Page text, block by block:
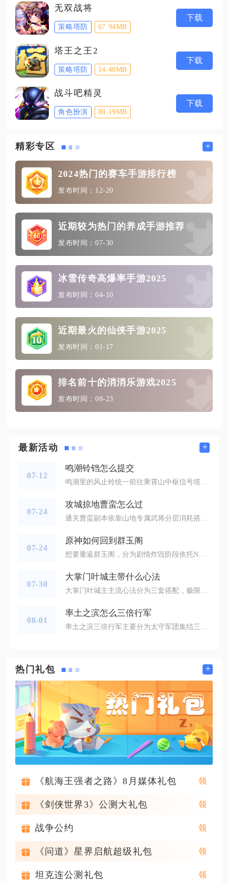
无双战将
策略塔防 67.94MB
下载
塔王之王2
策略塔防 14.40MB
下载
战斗吧精灵
角色扮演 80.19MB
下载
精彩专区 +
2024热门的赛车手游排行榜
发布时间：12-20
近期较为热门的养成手游推荐
发布时间：07-30
冰雪传奇高爆率手游2025
发布时间：04-10
近期最火的仙侠手游2025
发布时间：01-17
排名前十的消消乐游戏2025
发布时间：08-23
最新活动 +
07-12
鸣潮铃铛怎么提交
鸣潮里的风止铃统一前往乘霄山中枢信号塔旁的NPC弦歌处对话提交，集齐对应数量铃铛即可兑换各类养成资源，钟灵子任务铃铛则交给今州城NPC蔻蔻完成任务交付，两类铃铛提交点位、操作流程完全区分开，不会出现交互混淆的情况。先说明风止铃的完整提交前置与操作步骤，该收集道具需要通关主线第一章第七幕才能解锁弦歌的交互功能，未推进对应主线时即便背包存有铃铛，靠近NPC也只会触发普通闲聊，不会弹出铃铛提交界面。传送至乘霄山中枢信号塔传送点后，往北侧平整草地区域行走，紫色服饰的弦歌会固定在此驻守
07-24
攻城掠地曹蛮怎么过
通关曹蛮副本依靠山地专属武将分层消耗搭配战车、套装、晶石属性补齐输出缺口，标准排阵为甘宁起手、陆逊衔接、赵云中转、周泰压轴，满足九珍宝、四战车基础配置后，配合手动控战法、全程战术克制即可稳定通关，无顶配硬件也可依靠高斩杀晶石、套装置换降低门槛。曹蛮副本全程山地地形，敌方五组部队均自带山地增伤战法，主将曹蛮拥有偷取珍宝属性、三段范围攻击机制，常规均衡阵容容易在前四副将阶段损耗过多兵力，最终对战曹蛮时缺少续航输出，所以整套打法围绕“首轮爆发压血、中层持续灼烧消耗、末尾肉坦扛伤收割
07-24
原神如何回到群玉阁
想要重返群玉阁，分为剧情炸毁阶段依托NPC传送、完成重建任务解锁专属地图传送锚点两种核心可行路径，两种方式覆盖前期主线推进、后期自由探索全阶段，也是当前稳定重返这座璃月浮空宫殿仅有的正规途径，不存在依靠攀爬、飞行、岩系技能搭建平台自主登上群玉阁的可行方式，所有自主升空尝试都会受场景空气墙与地形高度限制而失败。处于璃月主线第一章第三幕迫近的客星、群玉阁尚未被剧情炸毁的阶段时，重返群玉阁需要前往璃月港倚岩殿门前找到专属引路人NPC步云，该NPC位置固定在璃月港南侧近海岸区域，依靠
07-30
大掌门叶城主带什么心法
大掌门叶城主主流心法分为三套搭配，极限输出带七伤心经、苍龙出水、冯虚御风；均衡攻防带无敌无我、七伤心经、冲虚养气；平民持久战带金钟罩、控鹤擒龙、浪子三唱，三套方案适配不同阵容与对战场景，可根据自身养成资源灵活切换。极限输出搭配适配西门吹雪双剑合璧阵容，这套心法完全贴合叶城主天外飞仙高暴击、封穴控制的技能机制。七伤心经稳定提升攻击数值，弥补缘分加成仅百分比攻击的短板，让单体爆发伤害大幅上涨；苍龙出水在首轮出手直接拉高暴击概率，轻松将暴击属性堆至六十点以上，更容易打出暴击斩杀脆皮
08-01
率土之滨怎么三倍行军
率土之滨三倍行军主要分为太守军团集结三倍行军、要塞调动取消卡三倍返程、野外军营发兵三类方式，其中实战使用率最高的是太守集结行军与要塞调动返程技巧，熟练运用能够大幅缩短部队往返战场的耗时，抢占对战先机。太守军团集结三倍行军属于同盟团战核心机制，同盟成功占领可任命太守的城池后，由盟主授予玩家太守职位，太守建造太守府即可解锁军团集结功能。任意同盟成员派遣部队向太守城池发起集结，集结期间所有进军至太守城池的部队行军速度提升至常规速度三倍，大量队伍能够快速汇聚一点。该方式多用于关卡争夺
热门礼包 +
《航海王强者之路》8月媒体礼包
《剑侠世界3》公测大礼包
战争公约
《问道》星界启航超级礼包
坦克连公测礼包